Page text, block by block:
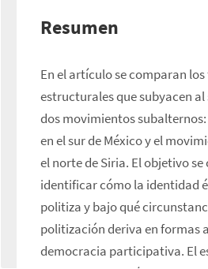
Resumen
En el artículo se comparan
estructurales que subyacen
dos movimientos
en el sur de México y el
el norte de Siria. El objetivo se
identificar cómo la identidad
politiza y bajo qué
politización deriva en formas
democracia participativa. El